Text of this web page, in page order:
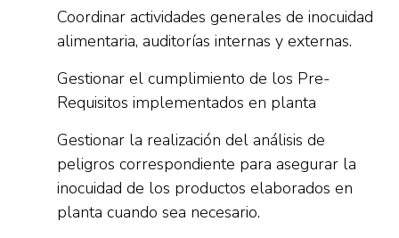
Coordinar actividades generales de inocuidad
alimentaria, auditorías internas y externas.
Gestionar el cumplimiento de los Pre-
Requisitos implementados en planta
Gestionar la realización del análisis de
peligros correspondiente para asegurar la
inocuidad de los productos elaborados en
planta cuando sea necesario.